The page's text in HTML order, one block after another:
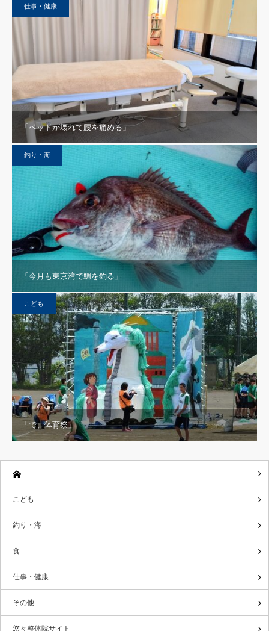
仕事・健康
「ベッドが壊れて腰を痛める」
釣り・海
「今月も東京湾で鯛を釣る」
こども
「で、体育祭」
こども
釣り・海
食
仕事・健康
その他
悠々整体院サイト